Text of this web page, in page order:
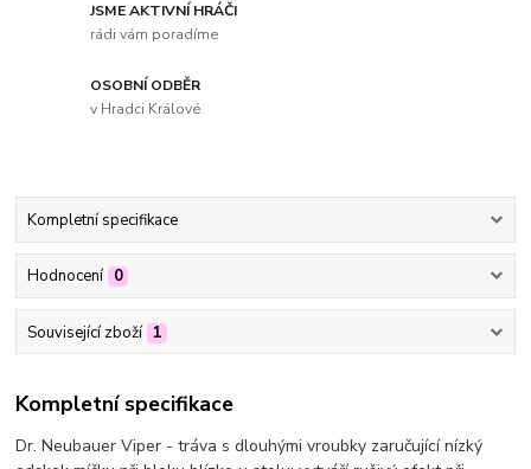
JSME AKTIVNÍ HRÁČI
rádi vám poradíme
OSOBNÍ ODBĚR
v Hradci Králové
Kompletní specifikace
Hodnocení 0
Související zboží 1
Kompletní specifikace
Dr. Neubauer Viper - tráva s dlouhými vroubky zaručující nízký